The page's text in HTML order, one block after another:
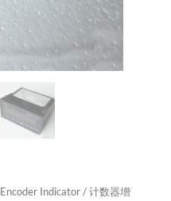
Encoder Indicator/ 计数器增